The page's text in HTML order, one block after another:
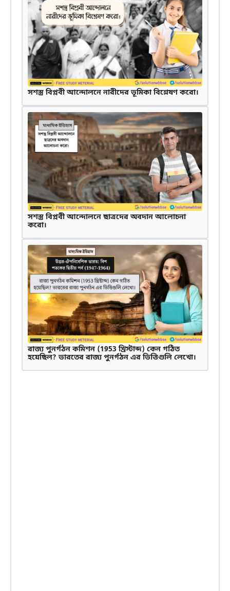
সশস্ত্র বিপ্লবী আন্দোলনে নারীদের ভূমিকা বিশ্লেষণ করো।
সশস্ত্র বিপ্লবী আন্দোলনে ছাত্রদের অবদান আলোচনা
করো।
রাজ্য পুনর্গঠন কমিশন (1953 খ্রিস্টাব্দ) কেন গঠিত
হয়েছিল? ভারতের রাজ্য পুনর্গঠন এর ভিত্তিগুলি লেখো।